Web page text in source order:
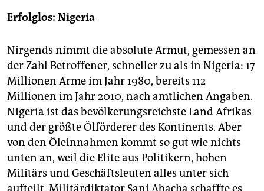
Erfolglos: Nigeria
Nirgends nimmt die absolute Armut, gemessen an
der Zahl Betroffener, schneller zu als in Nigeria: 17
Millionen Arme im Jahr 1980, bereits 112
Millionen im Jahr 2010, nach amtlichen Angaben.
Nigeria ist das bevölkerungsreichste Land Afrikas
und der größte Ölförderer des Kontinents. Aber
von den Öleinnahmen kommt so gut wie nichts
unten an, weil die Elite aus Politikern, hohen
Militärs und Geschäftsleuten alles unter sich